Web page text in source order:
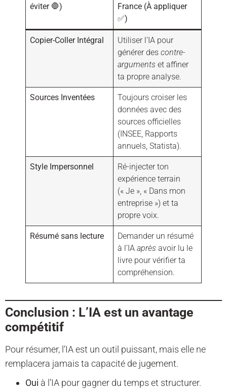
éviter 🛑)
France (À appliquer
✅)
Copier-Coller Intégral
Utiliser l’IA pour
générer descontre-
arguments et affiner
ta propre analyse.
Sources Inventées
Toujours croiser les
données avec des
sources officielles
(INSEE, Rapports
annuels, Statista).
Style Impersonnel
Ré-injecter ton
expérience terrain
(« Je », « Dans mon
entreprise ») et ta
propre voix.
Résumé sans lecture
Demander un résumé
à l’IAaprès avoir lu le
livre pour vérifier ta
compréhension.
Conclusion : L’IA est un avantage
compétitif
Pour résumer, l’IA est un outil puissant, mais elle ne
remplacera jamais ta capacité de jugement.
Oui à l’IA pour gagner du temps et structurer.